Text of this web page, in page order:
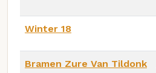
Winter 18
Bramen Zure Van Tildonk